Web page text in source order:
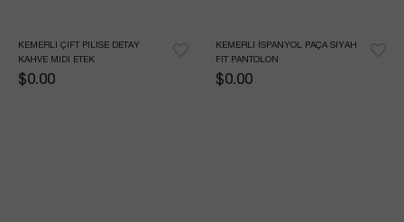
KEMERLI ÇIFT PILISE DETAY
KAHVE MIDI ETEK
$0.00
KEMERLI İSPANYOL PAÇA SIYAH
FIT PANTOLON
$0.00